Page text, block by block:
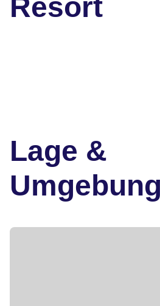
Resort
Lage &
Umgebung